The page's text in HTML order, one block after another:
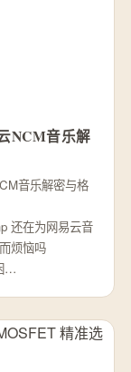
NCM音乐解
音乐解密与格
还在为网易云音
烦恼吗
…